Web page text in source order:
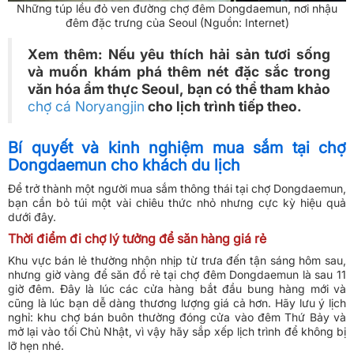
Những túp lều đỏ ven đường chợ đêm Dongdaemun, nơi nhậu
đêm đặc trưng của Seoul (Nguồn: Internet)
Xem thêm: Nếu yêu thích hải sản tươi sống
và muốn khám phá thêm nét đặc sắc trong
văn hóa ẩm thực Seoul, bạn có thể tham khảo
chợ cá Noryangjin cho lịch trình tiếp theo.
Bí quyết và kinh nghiệm mua sắm tại chợ
Dongdaemun cho khách du lịch
Để trở thành một người mua sắm thông thái tại chợ Dongdaemun,
bạn cần bỏ túi một vài chiêu thức nhỏ nhưng cực kỳ hiệu quả
dưới đây.
Thời điểm đi chợ lý tưởng để săn hàng giá rẻ
Khu vực bán lẻ thường nhộn nhịp từ trưa đến tận sáng hôm sau,
nhưng giờ vàng để săn đồ rẻ tại chợ đêm Dongdaemun là sau 11
giờ đêm. Đây là lúc các cửa hàng bắt đầu bung hàng mới và
cũng là lúc bạn dễ dàng thương lượng giá cả hơn. Hãy lưu ý lịch
nghỉ: khu chợ bán buôn thường đóng cửa vào đêm Thứ Bảy và
mở lại vào tối Chủ Nhật, vì vậy hãy sắp xếp lịch trình để không bị
lỡ hẹn nhé.